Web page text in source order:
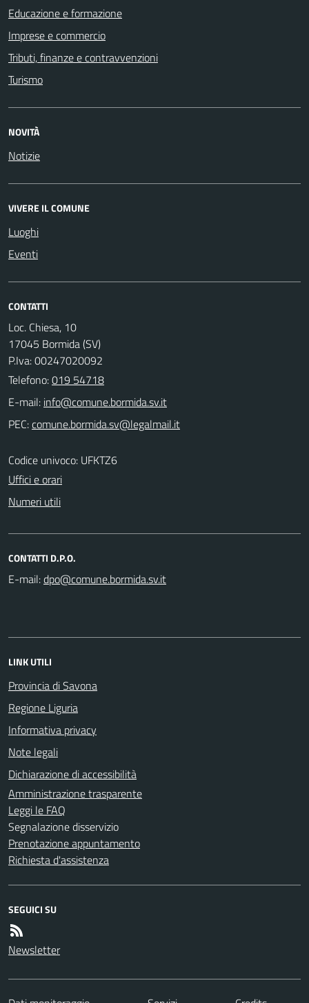
Educazione e formazione
Imprese e commercio
Tributi, finanze e contravvenzioni
Turismo
NOVITÀ
Notizie
VIVERE IL COMUNE
Luoghi
Eventi
CONTATTI
Loc. Chiesa, 10
17045 Bormida (SV)
P.Iva: 00247020092
Telefono:019 54718
E-mail:
PEC:
Codice univoco: UFKTZ6
Uffici e orari
Numeri utili
CONTATTI D.P.O.
E-mail:
LINK UTILI
Provincia di Savona
Regione Liguria
Informativa privacy
Note legali
Dichiarazione di accessibilità
Amministrazione trasparente
Leggi le FAQ
Segnalazione disservizio
Prenotazione appuntamento
Richiesta d'assistenza
SEGUICI SU
Newsletter